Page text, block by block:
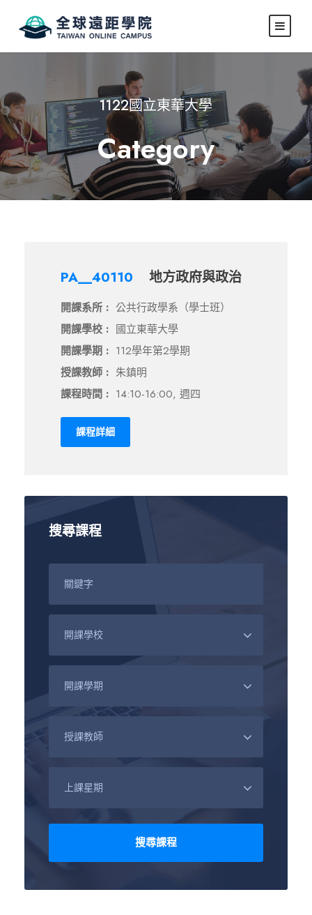
1122國立東華大學
Category
PA__40110 地方政府與政治
開課系所 : 公共行政學系（學士班）
開課學校 : 國立東華大學
開課學期 : 112學年第2學期
授課教師 : 朱鎮明
課程時間 : 14:10-16:00, 週四
課程詳細
搜尋課程